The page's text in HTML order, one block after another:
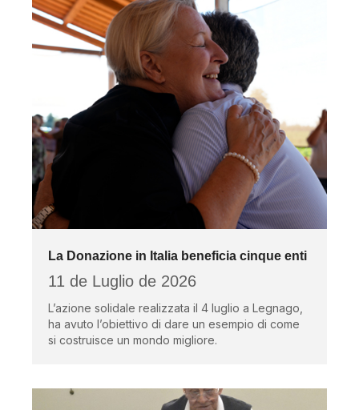
La Donazione in Italia beneficia cinque enti
11 de Luglio de 2026
L’azione solidale realizzata il 4 luglio a Legnago,
ha avuto l’obiettivo di dare un esempio di come
si costruisce un mondo migliore.